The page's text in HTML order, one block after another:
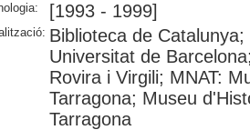
[1993 - 1999]
Biblioteca de
Universitat de
Rovira i Virgili; MNAT:
Tarragona; Museu
Tarragona